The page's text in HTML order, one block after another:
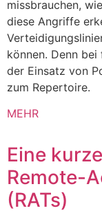
missbrauchen,
diese Angriffe
können. Denn
der Einsatz von
zum Repertoire.
MEHR
Eine
Remote-
(RATs)